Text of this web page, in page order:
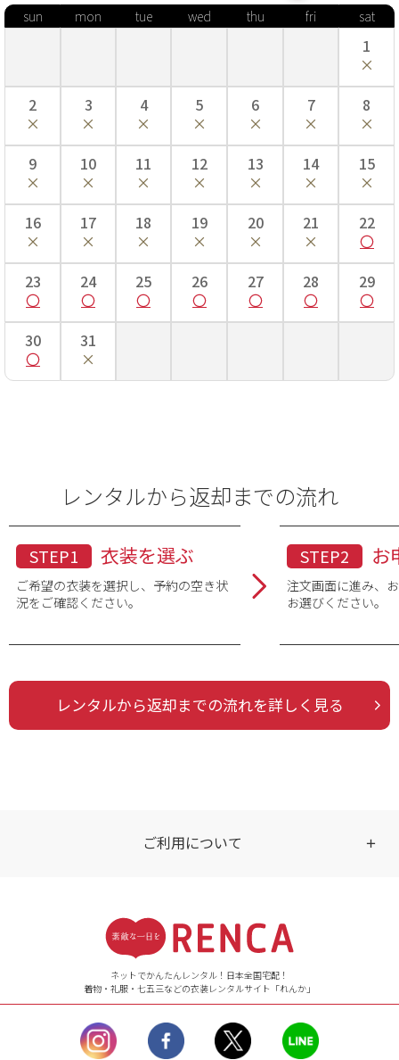
sun mon tue wed thu fri sat
1
2 3 4 5 6 7 8
9 10 11 12 13 14 15
16 17 18 19 20 21 22
23 24 25 26 27 28 29
30 31
レンタルから返却までの流れ
STEP1 衣装を選ぶ
ご希望の衣装を選択し、予約の空き状
況をご確認ください。
STEP2 お
注文画面に進み、
お選びください。
レンタルから返却までの流れを詳しく見る
ご利用について
【ご注文（インターネット）】
24時間年中無休
【お問い合わせ窓口（メー
ル）】10:00~17:00
土曜日、日曜日、臨
時休業日を除く。
ネットでかんたんレンタル！日本全国宅配！
着物・礼服・七五三などの衣装レンタルサイト「れんか」